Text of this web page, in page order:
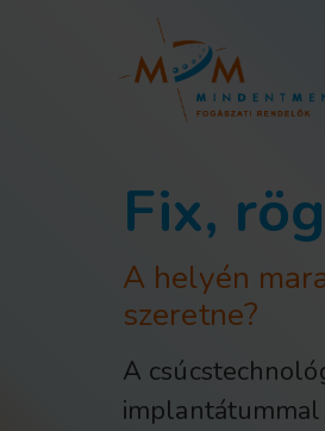
Fix,
A helyén
szeretne?
A